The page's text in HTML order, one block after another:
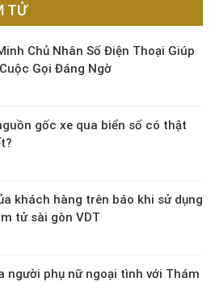
TỬ
Chủ Nhân Số Điện Thoại Giúp
Gọi Đáng Ngờ
gốc xe qua biển số có thật
khách hàng trên báo khi sử dụng
tử sài gòn VDT
người phụ nữ ngoại tình với Thám